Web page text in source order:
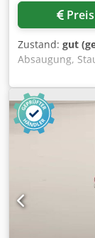
Zustand: gut
Absaugung,
Staub-
Filteranlage,
Filtergestell:
Trichtergestell:
/ 500 x 220
Asw Hz T Sek